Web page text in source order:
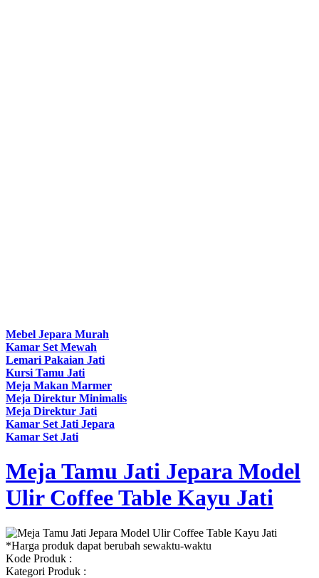
Mebel Jepara Murah
Kamar Set Mewah
Lemari Pakaian Jati
Kursi Tamu Jati
Meja Makan Marmer
Meja Direktur Minimalis
Meja Direktur Jati
Kamar Set Jati Jepara
Kamar Set Jati
Meja Tamu Jati Jepara Model
Ulir Coffee Table Kayu Jati
*Harga produk dapat berubah sewaktu-waktu
Kode Produk :
Kategori Produk :